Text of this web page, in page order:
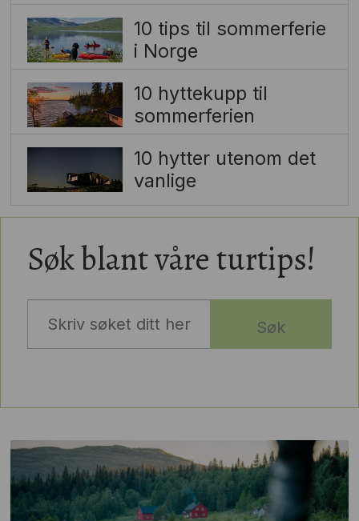
10 tips til sommerferie
i Norge
10 hyttekupp til
sommerferien
10 hytter utenom det
vanlige
Søk blant våre turtips!
Søk